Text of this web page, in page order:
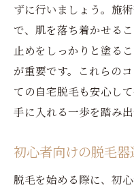
ずに行いましょう。施
で、肌を落ち着かせる
止めをしっかりと塗る
が重要です。これらの
ての自宅脱毛も安心し
手に入れる一歩を踏み出
初心者向けの脱毛
脱毛を始める際に、初